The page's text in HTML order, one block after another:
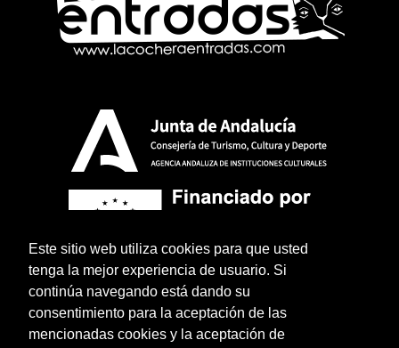
Este sitio web utiliza cookies para que usted
tenga la mejor experiencia de usuario. Si
continúa navegando está dando su
consentimiento para la aceptación de las
mencionadas cookies y la aceptación de